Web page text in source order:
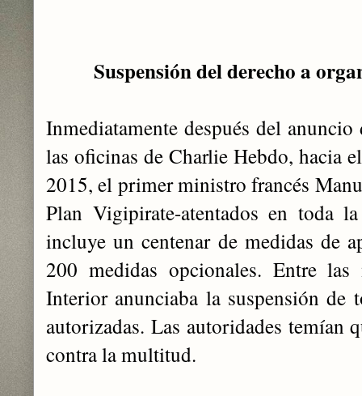
Suspensión del derecho a
Inmediatamente después del
las oficinas de Charlie Hebdo, hacia
2015, el primer ministro francés
Plan Vigipirate-atentados en toda
incluye un centenar de medidas de
200 medidas opcionales. Entre
Interior anunciaba la suspensión de
autorizadas. Las autoridades temían
contra la multitud.